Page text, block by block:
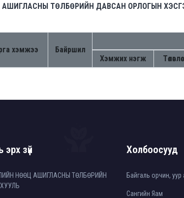
ТӨЛБӨРИЙН ДАВСАН ОРЛОГЫН
хэмжээ Байршил
Хэмжих нэгж
эрх зүй
НӨӨЦ АШИГЛАСНЫ ТӨЛБӨРИЙН
Холбоосууд
Байгаль орчин, уур
Сангийн Яам